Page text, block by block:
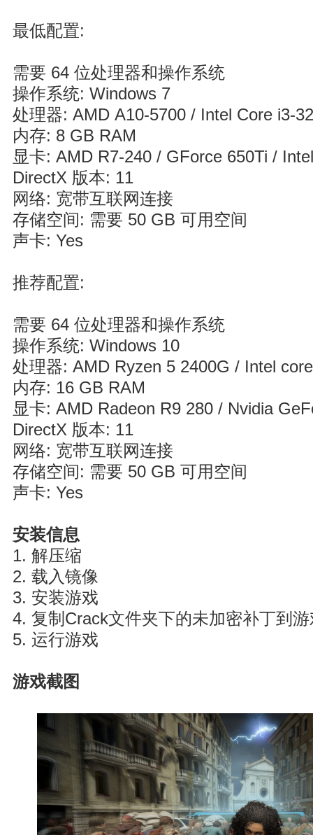
最低配置:
需要 64 位处理器和操作系统
操作系统: Windows 7
处理器: AMD A10-5700 / Intel Core i3-
内存: 8 GB RAM
显卡: AMD R7-240 / GForce 650Ti /
DirectX 版本: 11
网络: 宽带互联网连接
存储空间: 需要 50 GB 可用空间
声卡: Yes
推荐配置:
需要 64 位处理器和操作系统
操作系统: Windows 10
处理器: AMD Ryzen 5 2400G / Intel
内存: 16 GB RAM
显卡: AMD Radeon R9 280 / Nvidia
DirectX 版本: 11
网络: 宽带互联网连接
存储空间: 需要 50 GB 可用空间
声卡: Yes
安装信息
1. 解压缩
2. 载入镜像
3. 安装游戏
4. 复制Crack文件夹下的未加密补丁到
5. 运行游戏
游戏截图